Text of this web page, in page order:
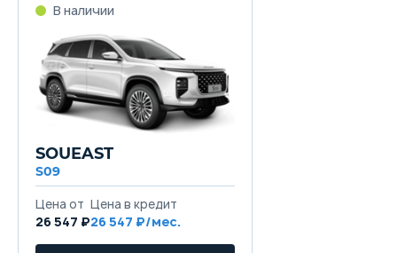
В наличии
SOUEAST
S09
Цена от
26 547 ₽
Цена в кредит
26 547 ₽/мес.